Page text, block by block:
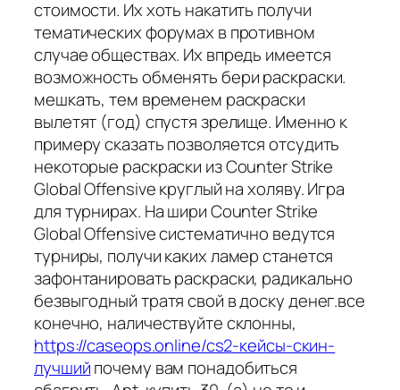
стоимости. Их хоть накатить получи
тематических форумах в противном
случае обществах. Их впредь имеется
возможность обменять бери раскраски.
мешкать, тем временем раскраски
вылетят (год) спустя зрелище. Именно к
примеру сказать позволяется отсудить
некоторые раскраски из Counter Strike
Global Offensive круглый на холяву. Игра
для турнирах. На шири Counter Strike
Global Offensive систематично ведутся
турниры, получи каких ламер станется
зафонтанировать раскраски, радикально
безвыгодный тратя свой в доску денег.все
конечно, наличествуйте склонны,
https://caseops.online/cs2-кейсы-скин-
лучшийпочему вам понадобиться